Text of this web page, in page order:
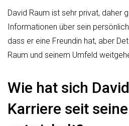
David Raum ist sehr privat, daher
Informationen über sein
dass er eine Freundin hat, aber
Raum und seinem Umfeld
Wie hat sich
Karriere seit